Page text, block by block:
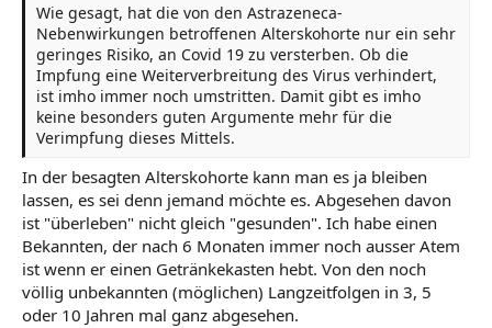
Wie gesagt, hat die von den Astrazeneca-
Nebenwirkungen betroffenen Alterskohorte nur ein sehr
geringes Risiko, an Covid 19 zu versterben. Ob die
Impfung eine Weiterverbreitung des Virus verhindert,
ist imho immer noch umstritten. Damit gibt es imho
keine besonders guten Argumente mehr für die
Verimpfung dieses Mittels.
In der besagten Alterskohorte kann man es ja bleiben
lassen, es sei denn jemand möchte es. Abgesehen davon
ist "überleben" nicht gleich "gesunden". Ich habe einen
Bekannten, der nach 6 Monaten immer noch ausser Atem
ist wenn er einen Getränkekasten hebt. Von den noch
völlig unbekannten (möglichen) Langzeitfolgen in 3, 5
oder 10 Jahren mal ganz abgesehen.